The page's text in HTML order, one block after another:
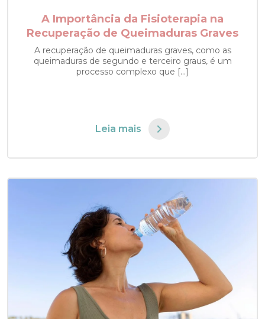
A Importância da Fisioterapia na
Recuperação de Queimaduras Graves
A recuperação de queimaduras graves, como as
queimaduras de segundo e terceiro graus, é um
processo complexo que […]
Leia mais